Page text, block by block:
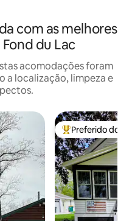
com as melhores
du Lac
acomodações foram
a localização, limpeza e
hóspedes Entre os
Preferido dos